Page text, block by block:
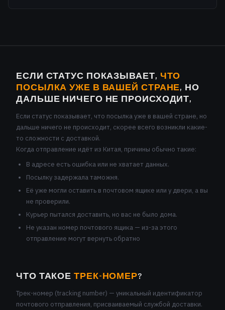
ЕСЛИ СТАТУС ПОКАЗЫВАЕТ, ЧТО
ПОСЫЛКА УЖЕ В ВАШЕЙ СТРАНЕ, НО
ДАЛЬШЕ НИЧЕГО НЕ ПРОИСХОДИТ,
Если статус показывает, что посылка уже в вашей стране, но
дальше ничего не происходит, скорее всего возникли какие-
то сложности с доставкой.
Когда отправление идёт из Китая, причины обычно такие:
В адресе есть ошибка или не хватает данных.
Посылку задержала таможня.
Её уже могли оставить в почтовом ящике или у двери, а вы
не проверили.
Курьер пытался доставить, но вас не было дома.
Не указан номер почтового ящика — из-за этого
отправление могут вернуть обратно
ЧТО ТАКОЕ ТРЕК-НОМЕР?
Трек-номер (tracking number) — уникальный идентификатор
почтового отправления, присваиваемый службой доставки.